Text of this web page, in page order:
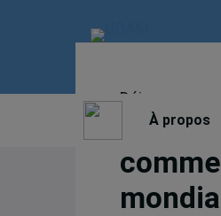
À propos
Déjeuner-